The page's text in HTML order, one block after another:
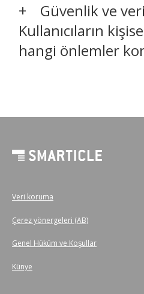
Güvenlik ve
Kullanıcıların
hangi önlemler
Veri koruma
Çerez yönergeleri (AB)
Genel Hüküm ve Koşullar
Künye